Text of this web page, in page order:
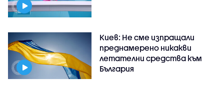
Киев: Не сме изпращали
преднамерено никакви
летателни средства към
България